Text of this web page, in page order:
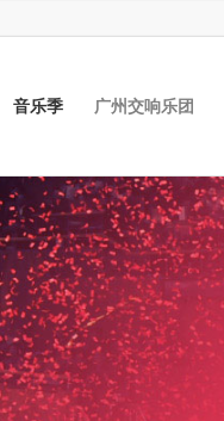
音乐季 广州交响乐团